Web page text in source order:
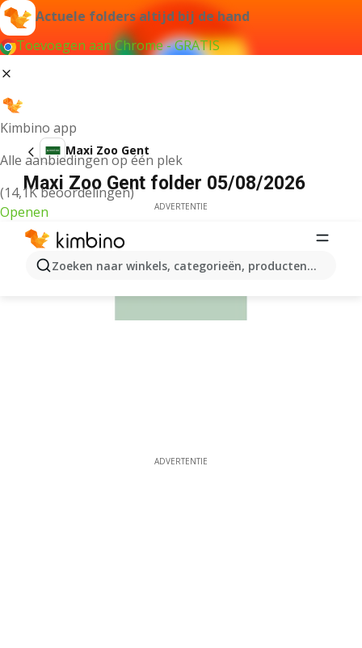
Actuele folders altijd bij de hand
Toevoegen aan Chrome - GRATIS
Kimbino app
Alle aanbiedingen op één plek
(14,1K beoordelingen)
Openen
Zoeken naar winkels, categorieën, producten...
Maxi Zoo Gent
Maxi Zoo Gent folder 05/08/2026
ADVERTENTIE
ADVERTENTIE